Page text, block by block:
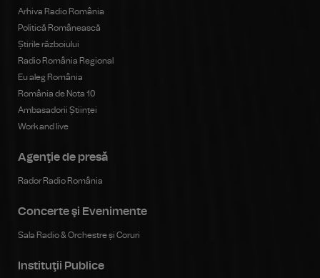
Arhiva Radio România
Politică Românească
Știrile războiului
Radio România Regional
Eu aleg România
România de Nota 10
Ambasadorii Științei
Work and live
Agenţie de presă
Rador Radio România
Concerte şi Evenimente
Sala Radio & Orchestre și Coruri
Instituţii Publice